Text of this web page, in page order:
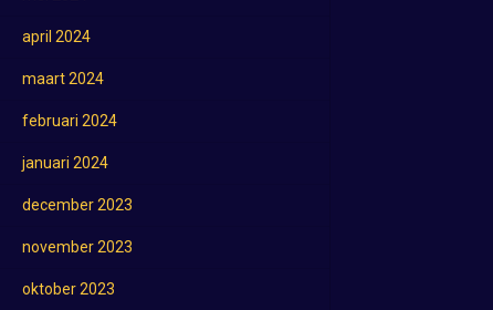
april 2024
maart 2024
februari 2024
januari 2024
december 2023
november 2023
oktober 2023